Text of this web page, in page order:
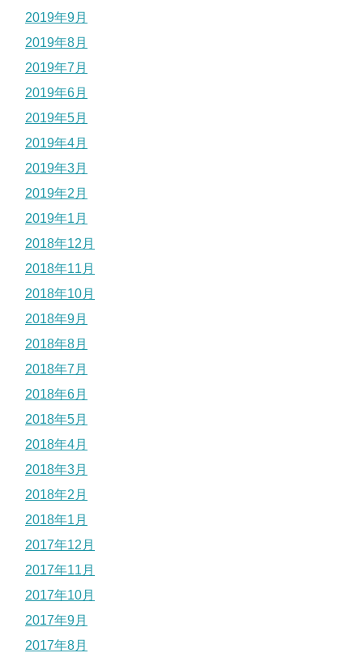
2019年9月
2019年8月
2019年7月
2019年6月
2019年5月
2019年4月
2019年3月
2019年2月
2019年1月
2018年12月
2018年11月
2018年10月
2018年9月
2018年8月
2018年7月
2018年6月
2018年5月
2018年4月
2018年3月
2018年2月
2018年1月
2017年12月
2017年11月
2017年10月
2017年9月
2017年8月